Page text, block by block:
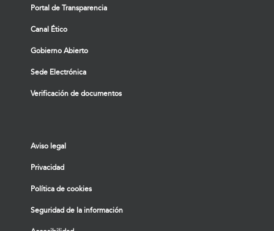
Portal de Transparencia
Canal Ético
Gobierno Abierto
Sede Electrónica
Verificación de documentos
Aviso legal
Privacidad
Política de cookies
Seguridad de la información